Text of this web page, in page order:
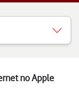
no Apple